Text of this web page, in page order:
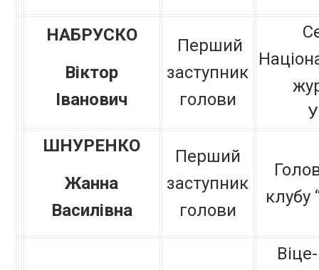
НАБРУСКО
Віктор
Іванович
Перший
заступник
голови
ШНУРЕНКО
Жанна
Василівна
Перший
заступник
голови
клубу